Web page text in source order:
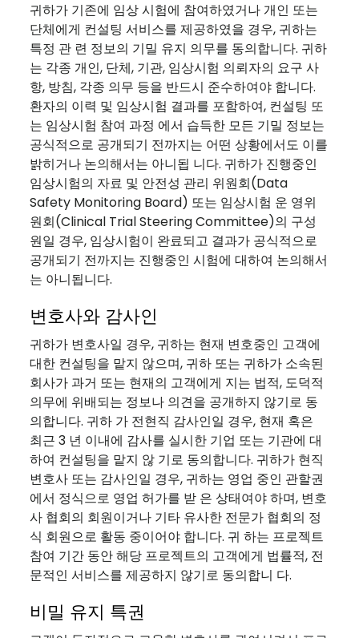
귀하가 기존에 임상 시험에 참여하였거나 개인 또는
단체에게 컨설팅 서비스를 제공하였을 경우, 귀하는
특정 관 련 정보의 기밀 유지 의무를 동의합니다. 귀하
는 각종 개인, 단체, 기관, 임상시험 의뢰자의 요구 사
항, 방침, 각종 의무 등을 반드시 준수하여야 합니다.
환자의 이력 및 임상시험 결과를 포함하여, 컨설팅 또
는 임상시험 참여 과정 에서 습득한 모든 기밀 정보는
공식적으로 공개되기 전까지는 어떤 상황에서도 이를
밝히거나 논의해서는 아니됩 니다. 귀하가 진행중인
임상시험의 자료 및 안전성 관리 위원회(Data
Safety Monitoring Board) 또는 임상시험 운 영위
원회(Clinical Trial Steering Committee)의 구성
원일 경우, 임상시험이 완료되고 결과가 공식적으로
공개되기 전까지는 진행중인 시험에 대하여 논의해서
는 아니됩니다.
변호사와 감사인
귀하가 변호사일 경우, 귀하는 현재 변호중인 고객에
대한 컨설팅을 맡지 않으며, 귀하 또는 귀하가 소속된
회사가 과거 또는 현재의 고객에게 지는 법적, 도덕적
의무에 위배되는 정보나 의견을 공개하지 않기로 동
의합니다. 귀하 가 전현직 감사인일 경우, 현재 혹은
최근 3 년 이내에 감사를 실시한 기업 또는 기관에 대
하여 컨설팅을 맡지 않 기로 동의합니다. 귀하가 현직
변호사 또는 감사인일 경우, 귀하는 영업 중인 관할권
에서 정식으로 영업 허가를 받 은 상태여야 하며, 변호
사 협회의 회원이거나 기타 유사한 전문가 협회의 정
식 회원으로 활동 중이어야 합니다. 귀 하는 프로젝트
참여 기간 동안 해당 프로젝트의 고객에게 법률적, 전
문적인 서비스를 제공하지 않기로 동의합니 다.
비밀 유지 특권